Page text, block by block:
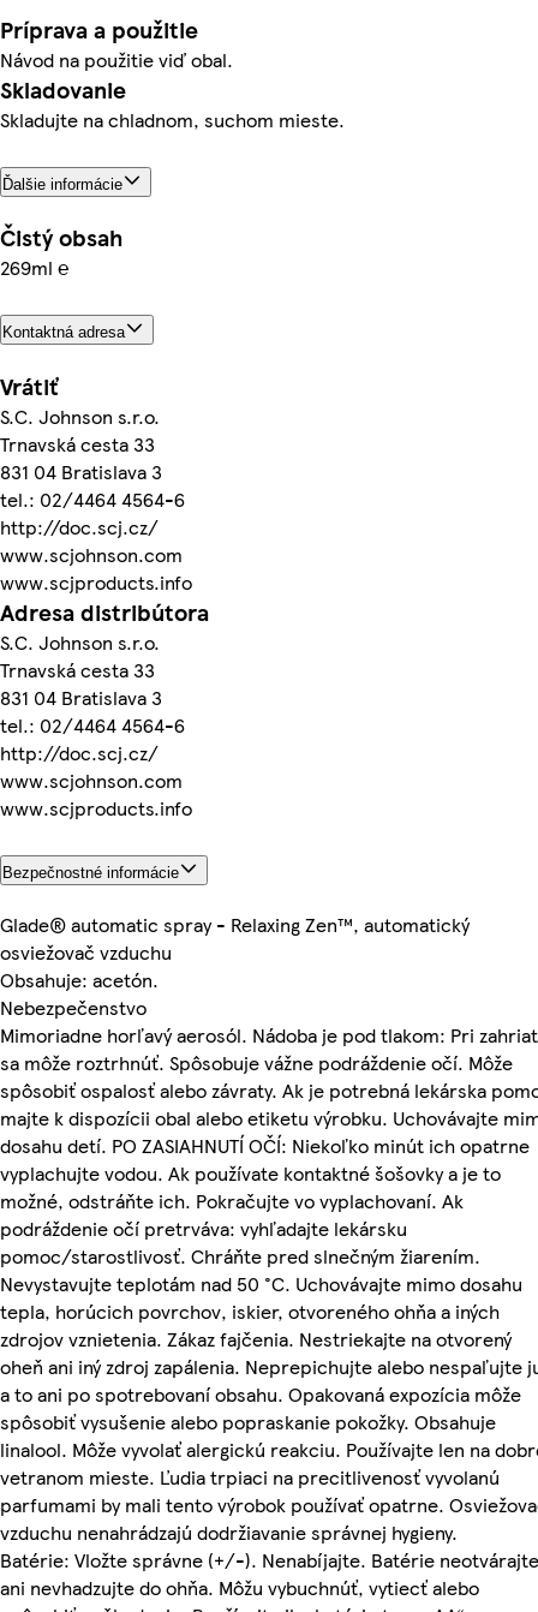
Príprava a použitie
Návod na použitie viď obal.
Skladovanie
Skladujte na chladnom, suchom mieste.
Ďalšie informácie
Čistý obsah
269ml ℮
Kontaktná adresa
Vrátiť
S.C. Johnson s.r.o.
Trnavská cesta 33
831 04 Bratislava 3
tel.: 02/4464 4564-6
http://doc.scj.cz/
www.scjohnson.com
www.scjproducts.info
Adresa distribútora
S.C. Johnson s.r.o.
Trnavská cesta 33
831 04 Bratislava 3
tel.: 02/4464 4564-6
http://doc.scj.cz/
www.scjohnson.com
www.scjproducts.info
Bezpečnostné informácie
Glade® automatic spray - Relaxing Zen™, automatický
osviežovač vzduchu
Obsahuje: acetón.
Nebezpečenstvo
Mimoriadne horľavý aerosól. Nádoba je pod tlakom: Pri
sa môže roztrhnúť. Spôsobuje vážne podráždenie očí. Môže
spôsobiť ospalosť alebo závraty. Ak je potrebná lekárska
majte k dispozícii obal alebo etiketu výrobku. Uchovávajte
dosahu detí. PO ZASIAHNUTÍ OČÍ: Niekoľko minút ich opatrne
vyplachujte vodou. Ak používate kontaktné šošovky a je to
možné, odstráňte ich. Pokračujte vo vyplachovaní. Ak
podráždenie očí pretrváva: vyhľadajte lekársku
pomoc/starostlivosť. Chráňte pred slnečným žiarením.
Nevystavujte teplotám nad 50 °C. Uchovávajte mimo dosahu
tepla, horúcich povrchov, iskier, otvoreného ohňa a iných
zdrojov vznietenia. Zákaz fajčenia. Nestriekajte na otvorený
oheň ani iný zdroj zapálenia. Neprepichujte alebo nespaľujte
a to ani po spotrebovaní obsahu. Opakovaná expozícia môže
spôsobiť vysušenie alebo popraskanie pokožky. Obsahuje
linalool. Môže vyvolať alergickú reakciu. Používajte len na
vetranom mieste. Ľudia trpiaci na precitlivenosť vyvolanú
parfumami by mali tento výrobok používať opatrne.
vzduchu nenahrádzajú dodržiavanie správnej hygieny.
Batérie: Vložte správne (+/-). Nenabíjajte. Batérie neotvárajte
ani nevhadzujte do ohňa. Môžu vybuchnúť, vytiecť alebo